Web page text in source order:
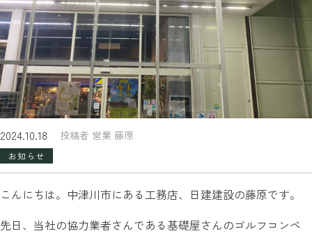
2024.10.18 投稿者 営業 藤原
お知らせ
こんにちは。中津川市にある工務店、日建建設の藤原です。
先日、当社の協力業者さんである基礎屋さんのゴルフコンペ